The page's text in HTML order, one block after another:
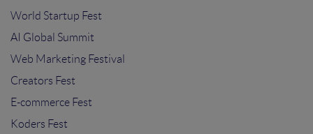
World Startup Fest
AI Global Summit
Web Marketing Festival
Creators Fest
E-commerce Fest
Koders Fest